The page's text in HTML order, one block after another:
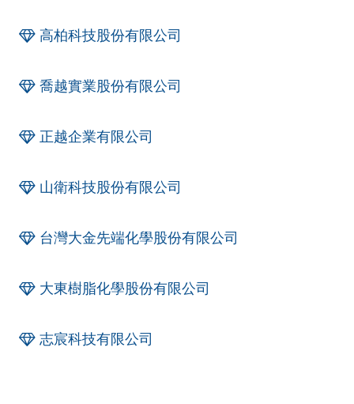
高柏科技股份有限公司
喬越實業股份有限公司
正越企業有限公司
山衛科技股份有限公司
台灣大金先端化學股份有限公司
大東樹脂化學股份有限公司
志宸科技有限公司